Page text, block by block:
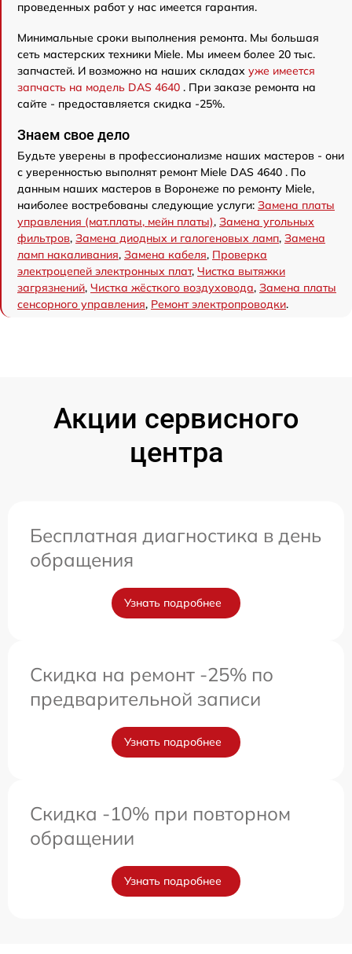
проведенных работ у нас имеется гарантия.
Минимальные сроки выполнения ремонта. Мы большая
сеть мастерских техники Miele. Мы имеем более 20 тыс.
запчастей. И возможно на наших складах уже имеется
запчасть на модель DAS 4640 . При заказе ремонта на
сайте - предоставляется скидка -25%.
Знаем свое дело
Будьте уверены в профессионализме наших мастеров - они
с уверенностью выполнят ремонт Miele DAS 4640 . По
данным наших мастеров в Воронеже по ремонту Miele,
наиболее востребованы следующие услуги: Замена платы
управления (мат.платы, мейн платы), Замена угольных
фильтров, Замена диодных и галогеновых ламп, Замена
ламп накаливания, Замена кабеля, Проверка
электроцепей электронных плат, Чистка вытяжки
загрязнений, Чистка жёсткого воздуховода, Замена платы
сенсорного управления, Ремонт электропроводки.
Акции сервисного
центра
Бесплатная диагностика в день
обращения
Узнать подробнее
Скидка на ремонт -25% по
предварительной записи
Узнать подробнее
Скидка -10% при повторном
обращении
Узнать подробнее